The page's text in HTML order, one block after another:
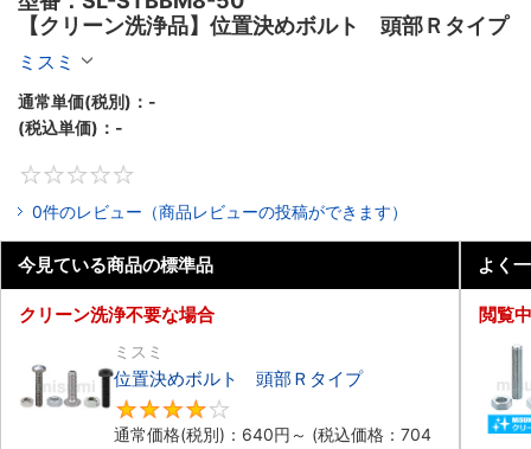
【クリーン洗浄品】位置決めボルト　頭部Ｒタイプ
ミスミ
通常単価(税別)： -
(税込単価)： -
0件のレビュー（商品レビューの投稿ができます）
今見ている商品の標準品
クリーン洗浄不要な場合
ミスミ
位置決めボルト 頭部Ｒタイプ
通常価格(税別)： 640円 ～ (税込価格： 704
よく
閲覧